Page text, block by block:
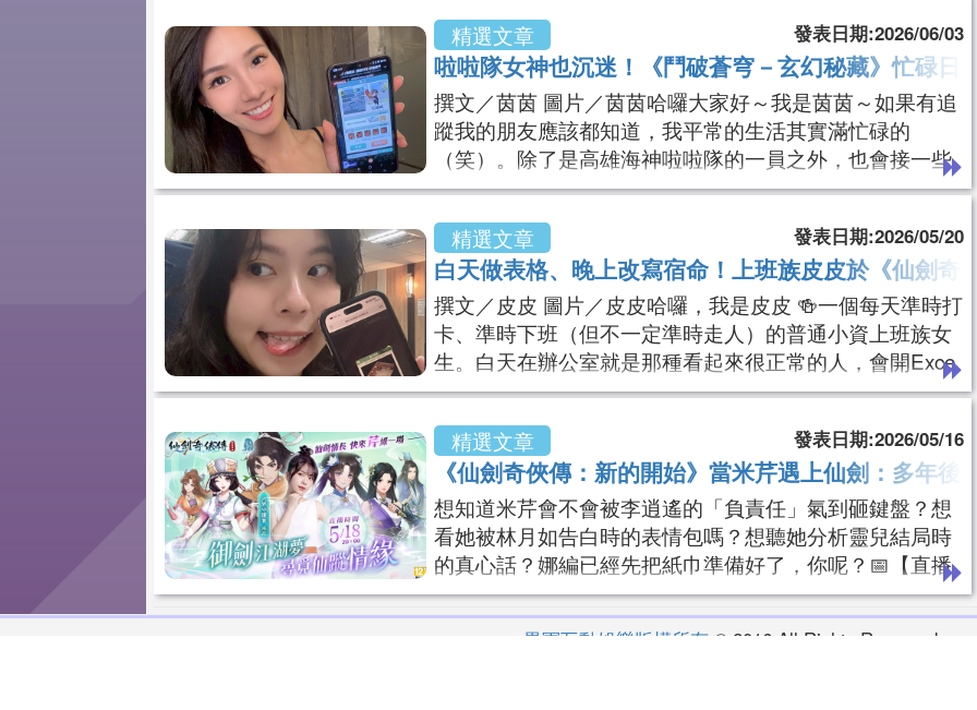
幻秘藏》！不過在分享遊戲之前，先來聊聊我自己吧！每
天上班找個讓自己放鬆的娛樂，《鬥破蒼穹－玄幻秘藏》
還滿值得試試看。小莉提供我目前在BMW經銷體系擔
精選文章 發表日期:2026/06/03
啦啦隊女神也沉迷！《鬥破蒼穹－玄幻秘藏》忙碌日
撰文／茵茵 圖片／茵茵哈囉大家好～我是茵茵～如果有追
蹤我的朋友應該都知道，我平常的生活其實滿忙碌的
（笑）。除了是高雄海神啦啦隊的一員之外，也會接一些
平面拍攝、品牌合作和模特兒工作，所以常常不是在球場
亮麗，但其實每天都在跟時間賽跑！有時候早上拍攝、下
午開會、晚上還要練舞，回到家最想做的事情就是癱在沙
發上抱著我的兩隻狗狗放空一下（笑）。說到狗狗，牠們
根
精選文章 發表日期:2026/05/20
白天做表格、晚上改寫宿命！上班族皮皮於《仙劍奇
撰文／皮皮 圖片／皮皮哈囉，我是皮皮 🍻一個每天準時打
卡、準時下班（但不一定準時走人）的普通小資上班族女
生。白天在辦公室就是那種看起來很正常的人，會開Exce
l、會回Email、會裝很忙，但其實腦袋常常在想晚餐要吃
食、打麻將、喝點小酒，還有偶爾下廚煮點自己想吃的東
西。我是一個很容易被「吃」跟「機票價格」控制的人。
只要看到便宜機票就會開始幻想：「欸這個
精選文章 發表日期:2026/05/16
《仙劍奇俠傳：新的開始》當米芹遇上仙劍：多年後
想知道米芹會不會被李逍遙的「負責任」氣到砸鍵盤？想
看她被林月如告白時的表情包嗎？想聽她分析靈兒結局時
的真心話？娜編已經先把紙巾準備好了，你呢？📅【直播
時間】5/18 (一) 20：00~21：00📺【觀看直播】https://a.w
akool.net/DrXp🎮【馬上遊玩仙劍奇俠傳】https://a.wakool.
異軍互動娛樂版權所有© 2016 All Rights Reserved.